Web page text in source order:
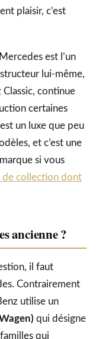
plaisir, c’est
est l’un
lui-même,
continue
certaines
un luxe que peu
et c’est une
si vous
collection dont
ancienne ?
il faut
Contrairement
utilise un
qui désigne
qui